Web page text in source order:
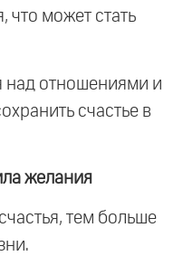
что может стать
над отношениями и
счастье в
желания
тем больше